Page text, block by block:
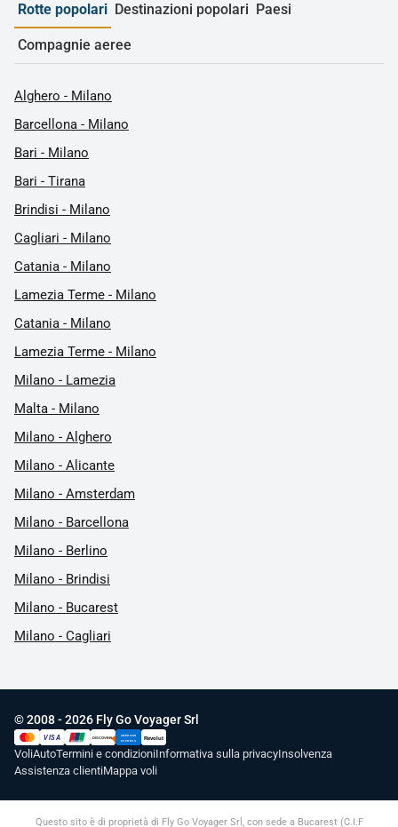
Rotte popolari Destinazioni popolari Paesi
Compagnie aeree
Alghero - Milano
Barcellona - Milano
Bari - Milano
Bari - Tirana
Brindisi - Milano
Cagliari - Milano
Catania - Milano
Lamezia Terme - Milano
Catania - Milano
Lamezia Terme - Milano
Milano - Lamezia
Malta - Milano
Milano - Alghero
Milano - Alicante
Milano - Amsterdam
Milano - Barcellona
Milano - Berlino
Milano - Brindisi
Milano - Bucarest
Milano - Cagliari
© 2008 - 2026 Fly Go Voyager Srl
VISA UnionPay
DISCOVER
AMERICAN
EXPRESS
Revolut
VoliAutoTermini e condizioniInformativa sulla privacyInsolvenza
Assistenza clientiMappa voli
Questo sito è di proprietà di Fly Go Voyager Srl, con sede a Bucarest (C.I.F